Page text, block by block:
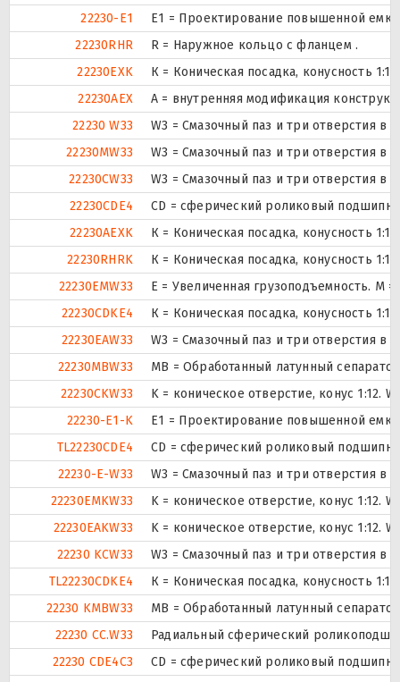
22230-E1
E1 = Проектирование повышенной
22230RHR
R = Наружное кольцо с фланцем .
22230EXK
К = Коническая посадка, конусность 1:12.
22230AEX
A = внутренняя модификация
22230 W33
W3 = Смазочный паз и три отверстия
22230MW33
W3 = Смазочный паз и три отверстия
22230CW33
W3 = Смазочный паз и три отверстия
22230CDE4
CD = сферический роликовый
22230AEXK
К = Коническая посадка, конусность 1:12.
22230RHRK
К = Коническая посадка, конусность 1:12.
22230EMW33
E = Увеличенная грузоподъемность. М
22230CDKE4
К = Коническая посадка, конусность 1:12.
22230EAW33
W3 = Смазочный паз и три отверстия
22230MBW33
MB = Обработанный латунный
22230CKW33
K = коническое отверстие, конус 1:12.
22230-E1-K
E1 = Проектирование повышенной
TL22230CDE4
CD = сферический роликовый
22230-E-W33
W3 = Смазочный паз и три отверстия
22230EMKW33
K = коническое отверстие, конус 1:12.
22230EAKW33
K = коническое отверстие, конус 1:12.
22230 KCW33
W3 = Смазочный паз и три отверстия
TL22230CDKE4
К = Коническая посадка, конусность 1:12.
22230 KMBW33
MB = Обработанный латунный
22230 CC.W33
Радиальный сферический
22230 CDE4C3
CD = сферический роликовый